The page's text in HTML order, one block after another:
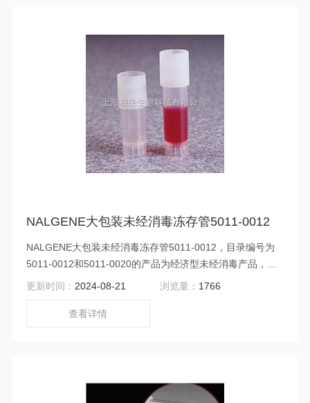
NALGENE大包装未经消毒冻存管5011-0012
NALGENE大包装未经消毒冻存管5011-0012，目录编号为
5011-0012和5011-0020的产品为经济型未经消毒产品，无
印刷和刻度。盖和冻存管为单独包装。请勿进行高温高压灭
的运送。每袋1000个。
更新时间： 2024-08-21 浏览量： 1766
查看详情